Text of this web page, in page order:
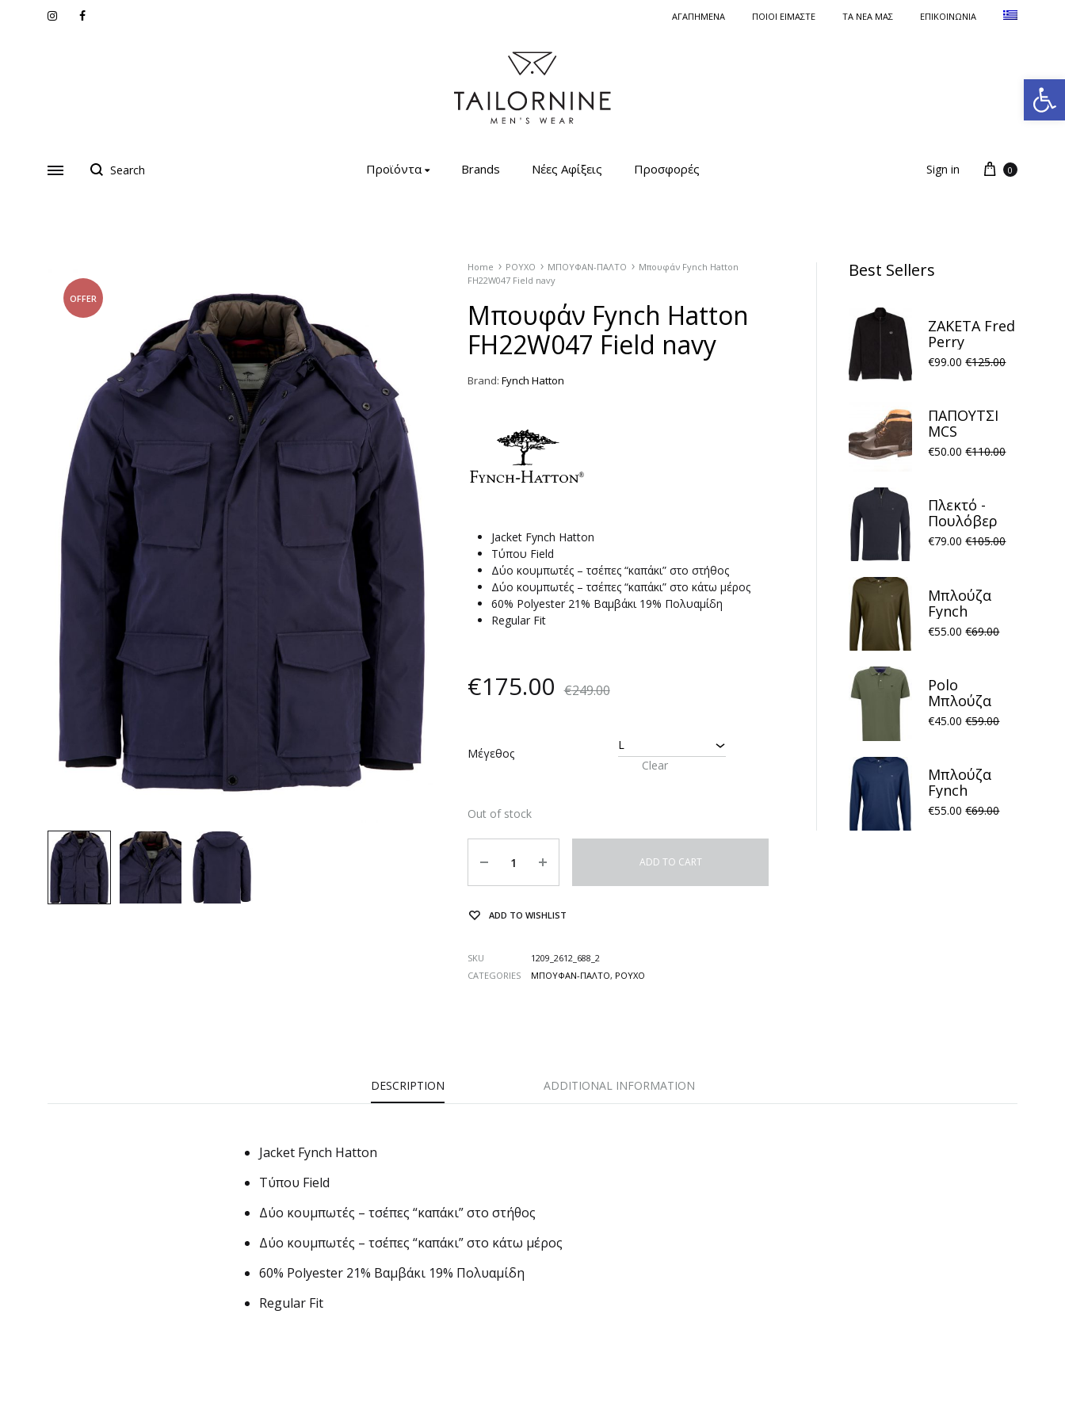
Ανοίξτε τη γραμμή εργαλείων
InstagramFacebook ΑΓΑΠΗΜΕΝΑ ΠΟΙΟΙ ΕΙΜΑΣΤΕ ΤΑ ΝΈΑ ΜΑΣ ΕΠΙΚΟΙΝΩΝΙΑ
Μαγιό
Προϊόντα Brands Νέες Αφίξεις Προσφορές Sign in 0
OFFER
Home ΡΟΥΧΟ ΜΠΟΥΦΑΝ-ΠΑΛΤΟ
Μπουφάν Fynch Hatton
FH22W047 Field navy
Μπουφάν Fynch Hatton
FH22W047 Field navy
Brand: Fynch Hatton
Jacket Fynch Hatton
Τύπου Field
Δύο κουμπωτές – τσέπες “καπάκι” στο στήθος
Δύο κουμπωτές – τσέπες “καπάκι” στο κάτω μέρος
60% Polyester 21% Βαμβάκι 19% Πολυαμίδη
Regular Fit
€175.00 €249.00
Μέγεθος
Clear
Out of stock
ADD TO CART
ADD TO WISHLIST
SKU
1209_2612_688_2
CATEGORIES
ΜΠΟΥΦΑΝ-ΠΑΛΤΟ, ΡΟΥΧΟ
Best Sellers
ΖΑΚΕΤΑ Fred
Perry
FP21W001
€99.00 €125.00
ΠΑΠΟΥΤΣΙ
MCS
MARLBORO
€50.00 €110.00
Πλεκτό -
Πουλόβερ
Fynch
Halfzip
Structure
Navy
€79.00 €105.00
Μπλούζα
Fynch
Hatton
€55.00 €69.00
Polo
Μπλούζα
Fynch
Dusty Olive
€45.00 €59.00
Μπλούζα
Fynch
Hatton
€55.00 €69.00
DESCRIPTION ADDITIONAL INFORMATION
Jacket Fynch Hatton
Τύπου Field
Δύο κουμπωτές – τσέπες “καπάκι” στο στήθος
Δύο κουμπωτές – τσέπες “καπάκι” στο κάτω μέρος
60% Polyester 21% Βαμβάκι 19% Πολυαμίδη
Regular Fit